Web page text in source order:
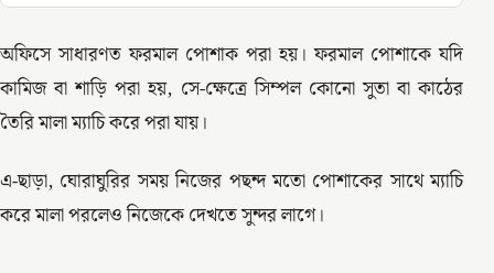
অফিসে সাধারণত ফরমাল পোশাক পরা হয়। ফরমাল পোশাকে যদি
কামিজ বা শাড়ি পরা হয়, সে-ক্ষেত্রে সিম্পল কোনো সুতা বা কাঠের
তৈরি মালা ম্যাচি করে পরা যায়।
এ-ছাড়া, ঘোরাঘুরির সময় নিজের পছন্দ মতো পোশাকের সাথে ম্যাচি
করে মালা পরলেও নিজেকে দেখতে সুন্দর লাগে।